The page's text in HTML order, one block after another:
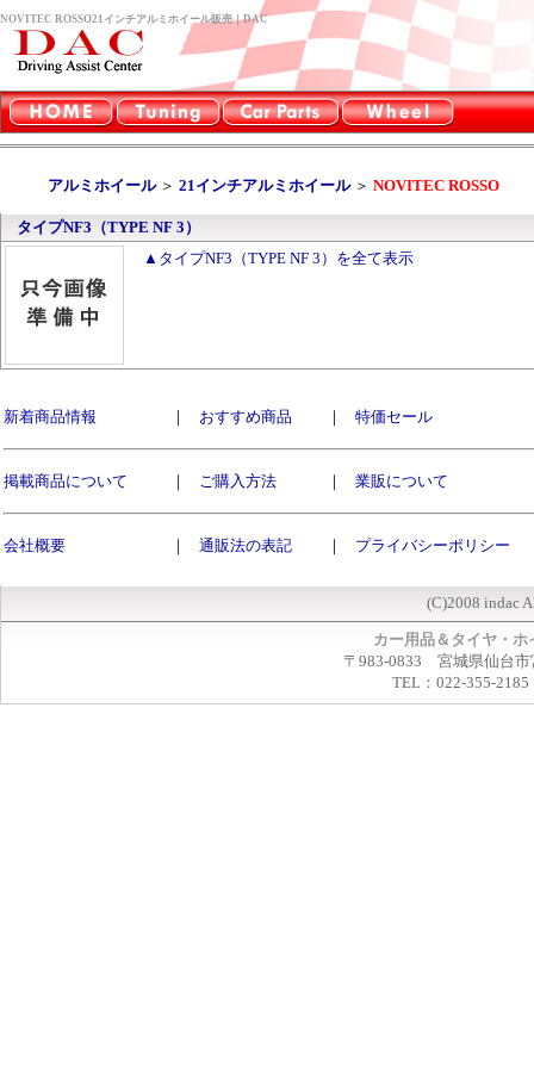
NOVITEC ROSSO21インチアルミホイール販売｜DAC
アルミホイール＞ 21インチアルミホイール＞ NOVITEC ROSSO
タイプNF3（TYPE NF 3）
▲タイプNF3（TYPE NF 3）を全て表示
新着商品情報 ｜ おすすめ商品 ｜ 特価セール
掲載商品について ｜ ご購入方法 ｜ 業販について
会社概要 ｜ 通販法の表記 ｜ プライバシーポリシー
(C)2008 indac
カー用品＆タイヤ・
〒983-0833 宮城県仙台市
TEL：022-355-